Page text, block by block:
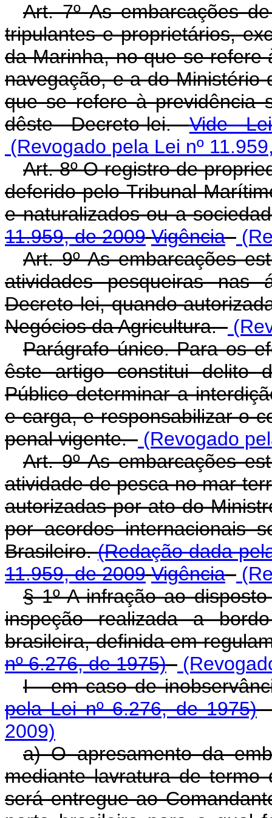
Art. 7º As embarcações
tripulantes e proprietários,
da Marinha, no que se refere
navegação, e a do Ministério
que se refere à previdência
dêste Decreto-lei.Vide
(Revogado pela Lei nº
Art. 8º O registro de
deferido pelo Tribunal
e naturalizados ou a
11.959, de 2009 Vigência
Art. 9º As embarcações
atividades pesqueiras
Decreto-lei, quando
Negócios da Agricultura.
Parágrafo único. Para os
êste artigo constitui delito
Público determinar a
e carga, e responsabilizar o
penal vigente. (Revogado
Art. 9º As embarcações
atividade de pesca no mar
autorizadas por ato do
por acordos internacionais
Brasileiro.(Redação dada
11.959, de 2009 Vigência
§ 1º A infração ao
inspeção realizada a
brasileira, definida em
nº 6.276, de 1975)
I - em caso de
pela Lei nº 6.276, de 1975)
2009)
a) O apresamento da
mediante lavratura de
será entregue ao